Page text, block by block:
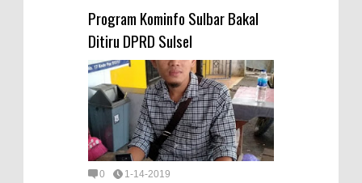
Program Kominfo Sulbar Bakal
Ditiru DPRD Sulsel
0 1-14-2019